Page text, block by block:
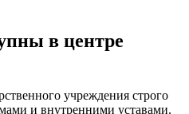
в центре
учреждения строго
и внутренними уставами.